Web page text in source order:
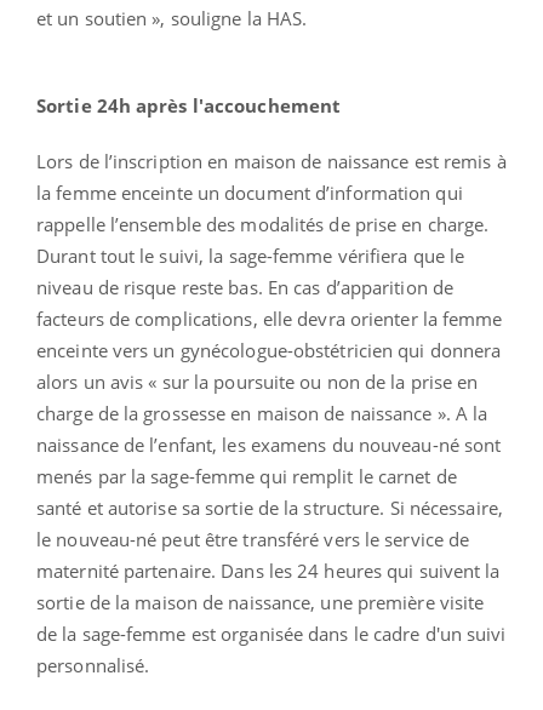
et un soutien », souligne la HAS.
Sortie 24h après l'accouchement
Lors de l’inscription en maison de naissance est remis à
la femme enceinte un document d’information qui
rappelle l’ensemble des modalités de prise en charge.
Durant tout le suivi, la sage-femme vérifiera que le
niveau de risque reste bas. En cas d’apparition de
facteurs de complications, elle devra orienter la femme
enceinte vers un gynécologue-obstétricien qui donnera
alors un avis « sur la poursuite ou non de la prise en
charge de la grossesse en maison de naissance ». A la
naissance de l’enfant, les examens du nouveau-né sont
menés par la sage-femme qui remplit le carnet de
santé et autorise sa sortie de la structure. Si nécessaire,
le nouveau-né peut être transféré vers le service de
maternité partenaire. Dans les 24 heures qui suivent la
sortie de la maison de naissance, une première visite
de la sage-femme est organisée dans le cadre d'un suivi
personnalisé.